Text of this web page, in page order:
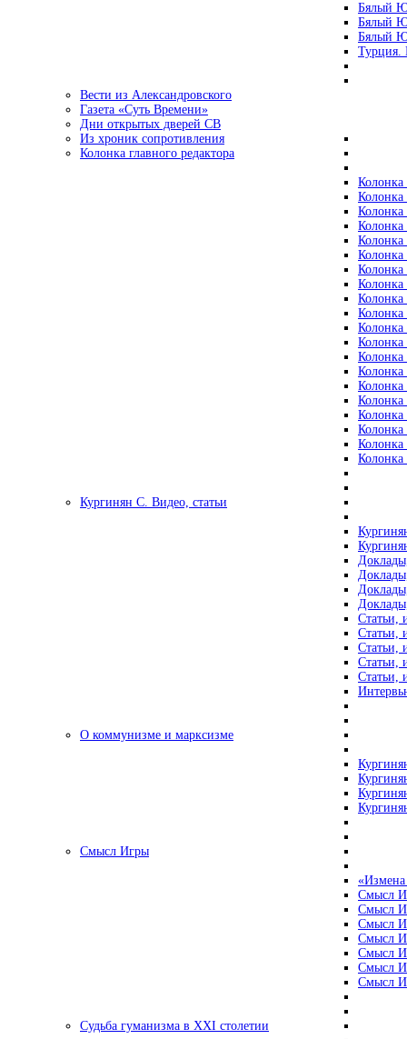
Бялый
Бялый
Бялый
Турция.
Вести из Александровского
Газета «Суть Времени»
Дни открытых дверей СВ
Из хроник сопротивления
Колонка главного редактора
Колонка
Колонка
Колонка
Колонка
Колонка
Колонка
Колонка
Колонка
Колонка
Колонка
Колонка
Колонка
Колонка
Колонка
Колонка
Колонка
Колонка
Колонка
Колонка
Колонка
Кургинян С. Видео, статьи
Статьи,
Статьи,
Статьи,
Статьи,
Статьи,
О коммунизме и марксизме
Смысл Игры
«Измена
Смысл
Смысл
Смысл
Смысл
Смысл
Смысл
Смысл
Судьба гуманизма в XXI столетии